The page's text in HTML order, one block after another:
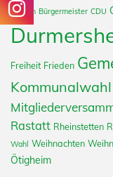
Grünen Bürgermeister CDU
Freiheit Frieden
Kommunalwahl
Rastatt Rheinstetten
Wahl Weihnachten
Ötigheim